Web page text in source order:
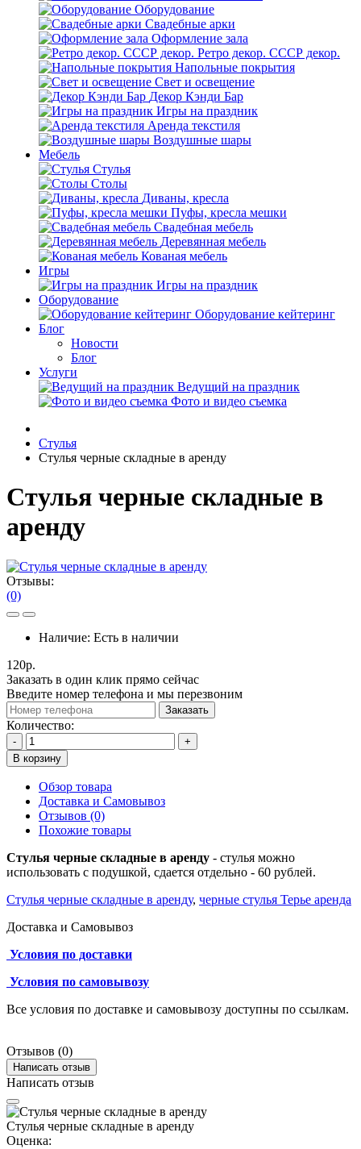
Оборудование
Свадебные арки
Оформление зала
Ретро декор. СССР декор.
Напольные покрытия
Свет и освещение
Декор Кэнди Бар
Игры на праздник
Аренда текстиля
Воздушные шары
Мебель
Стулья
Столы
Диваны, кресла
Пуфы, кресла мешки
Свадебная мебель
Деревянная мебель
Кованая мебель
Игры
Игры на праздник
Оборудование
Оборудование кейтеринг
Блог
Новости
Блог
Услуги
Ведущий на праздник
Фото и видео съемка
Стулья
Стулья черные складные в аренду
Стулья черные складные в
аренду
Отзывы:
(0)
Наличие: Есть в наличии
120р.
Заказать в один клик прямо сейчас
Введите номер телефона и мы перезвоним
Заказать
Количество:
-
+
В корзину
Обзор товара
Доставка и Самовывоз
Отзывов (0)
Похожие товары
Стулья черные складные в аренду - стулья можно
использовать с подушкой, сдается отдельно - 60 рублей.
Стулья черные складные в аренду, черные стулья Терье аренда
Доставка и Самовывоз
Условия по доставки
Условия по самовывозу
Все условия по доставке и самовывозу доступны по ссылкам.
Отзывов (0)
Написать отзыв
Написать отзыв
Стулья черные складные в аренду
Оценка: